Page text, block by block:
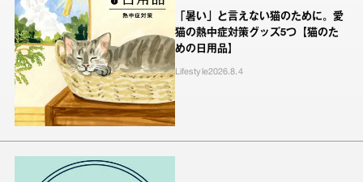
「暑い」と言えない猫のために。愛
猫の熱中症対策グッズ5つ【猫のた
めの日用品】
Lifestyle2026.8.4